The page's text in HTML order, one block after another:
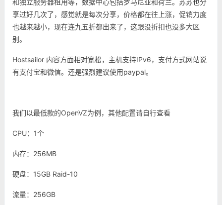
和独立服务器租用等，数据中心包括罗马尼亚和荷兰。苏苏也分
享过好几次了，感觉就是每次分享，价格都在往上涨，促销力度
也越来越小，现在连九五折都出来了，这跟没折扣也没多大区
别。
Hostsailor 内容方面相对宽松，主机支持IPv6，支付方式网站说
有支付宝和微信。还是强烈建议使用paypal。
我们以最低款的OpenVZ为例，其他配置请自行查看
CPU：1个
内存：256MB
硬盘：15GB Raid-10
流量：256GB